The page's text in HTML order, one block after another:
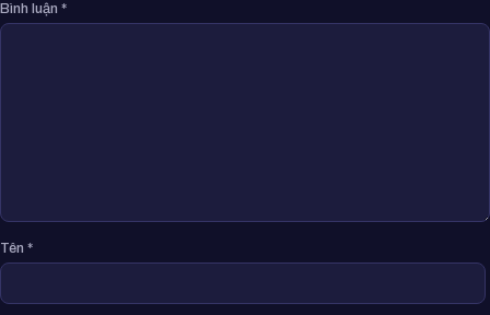
Bình luận *
Tên *